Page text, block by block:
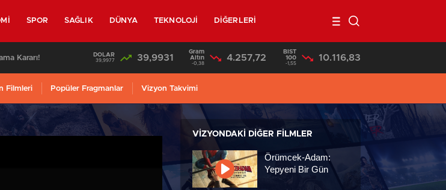
SPOR SAĞLIK DÜNYA TEKNOLOJİ DİĞERLERİ
Kararı! 17:03 / Bahçelerden Sulama Borusu Çalan Hırsızlar Jandarmaya
DOLAR
39,9977 39,9931
Gram
Altın
-0,38
4.257,72
BIST
100
-1,55
10.116,83
Filmleri Popüler Fragmanlar Vizyon Takvimi
VIZYONDAKI DIĞER FILMLER
Örümcek-Adam:
Yepyeni Bir Gün